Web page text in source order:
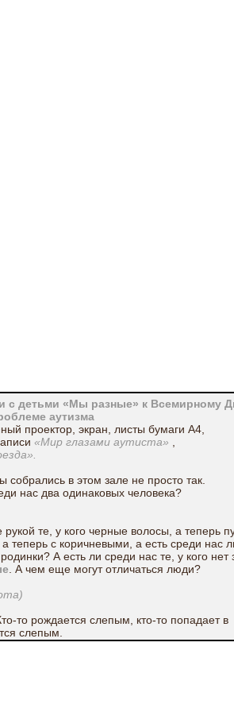
с детьми «Мы разные» к Всемирному
аутизма
проектор, экран, листы бумаги А4,
«Мир глазами аутиста»
в этом зале не просто так.
нас два одинаковых человека?
те, у кого черные волосы, а теперь
теперь с коричневыми, а есть среди нас
А есть ли среди нас те, у кого нет
. А чем еще могут отличаться люди?
то рождается слепым, кто-то попадает в
слепым.
.(мешочек с предметами)
играть, кушать и учиться.
так, как это сделал бы невидящий малыш.